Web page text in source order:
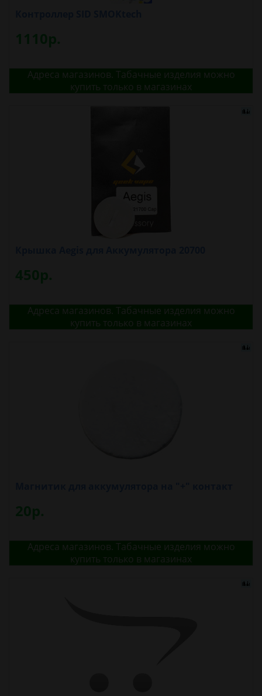
1110р.
Адреса магазинов. Табачные изделия можно
купить только в магазинах
450р.
Адреса магазинов. Табачные изделия можно
купить только в магазинах
20р.
Адреса магазинов. Табачные изделия можно
купить только в магазинах